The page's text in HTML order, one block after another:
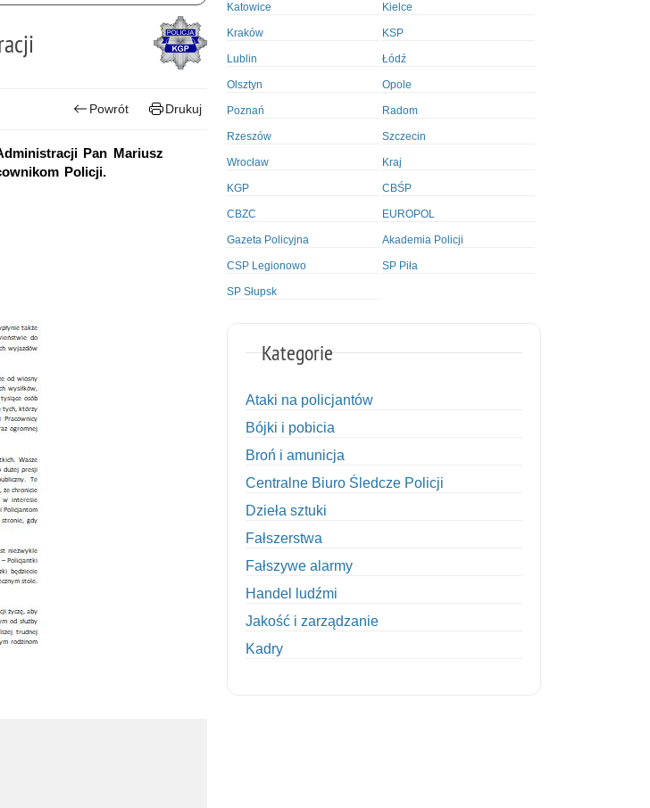
Powrót Drukuj
Pan Mariusz
Policji.
Katowice Kielce
Kraków KSP
Lublin Łódź
Olsztyn Opole
Poznań Radom
Rzeszów Szczecin
Wrocław Kraj
KGP CBŚP
CBZC EUROPOL
Gazeta Policyjna Akademia Policji
CSP Legionowo SP Piła
SP Słupsk
Kategorie
Ataki na policjantów
Bójki i pobicia
Broń i amunicja
Centralne Biuro Śledcze Policji
Dzieła sztuki
Fałszerstwa
Fałszywe alarmy
Handel ludźmi
Jakość i zarządzanie
Kadry